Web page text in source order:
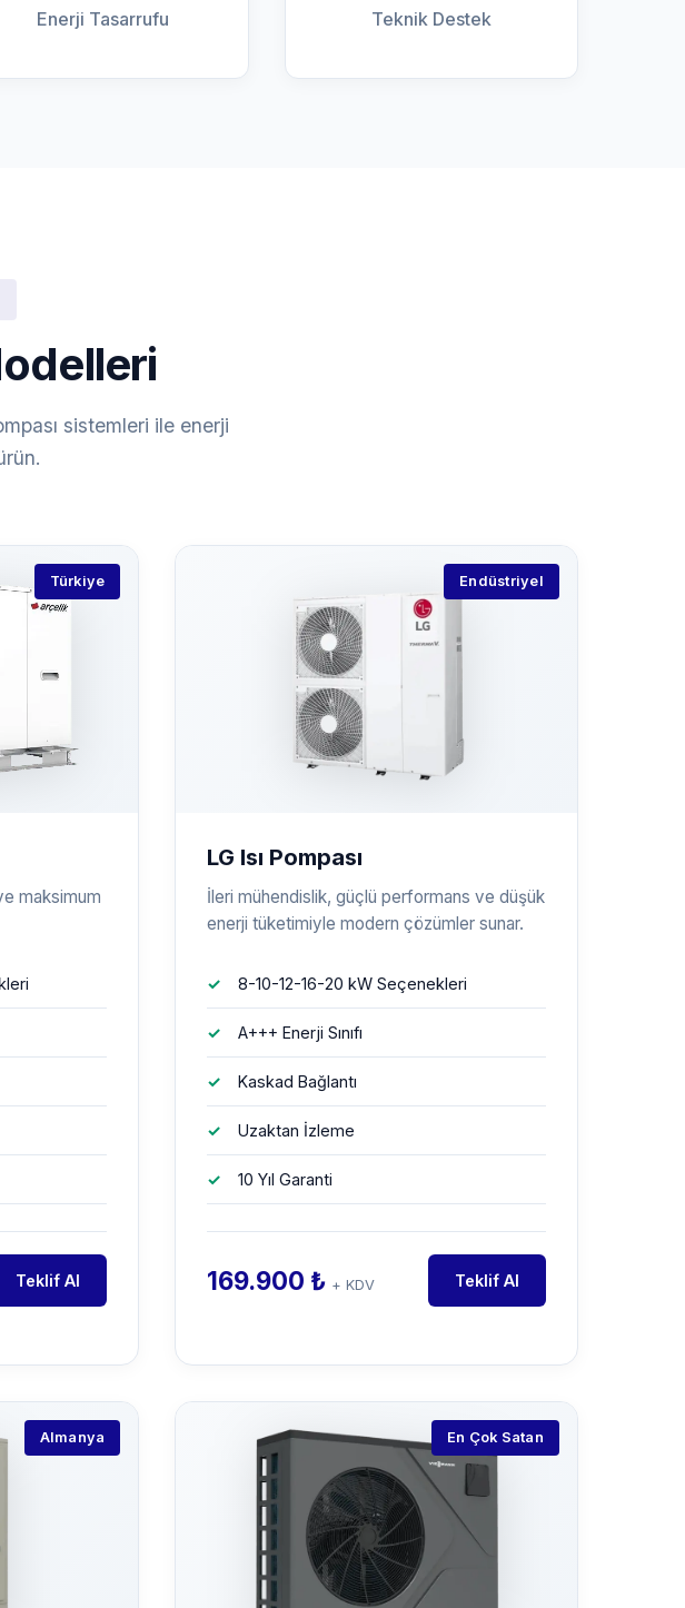
Enerji Tasarrufu Teknik Destek
sistemleri ile enerji
Türkiye
maksimum
Teklif Al
Endüstriyel
LG Isı Pompası
İleri mühendislik, güçlü performans ve düşük
enerji tüketimiyle modern çözümler sunar.
8-10-12-16-20 kW Seçenekleri
A+++ Enerji Sınıfı
Kaskad Bağlantı
Uzaktan İzleme
10 Yıl Garanti
169.900 ₺ + KDV Teklif Al
Almanya En Çok Satan